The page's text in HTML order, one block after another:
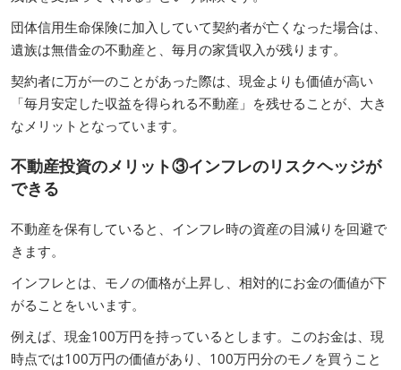
団体信用生命保険に加入していて契約者が亡くなった場合は、
遺族は無借金の不動産と、毎月の家賃収入が残ります。
契約者に万が一のことがあった際は、現金よりも価値が高い
「毎月安定した収益を得られる不動産」を残せることが、大き
なメリットとなっています。
不動産投資のメリット③インフレのリスクヘッジが
できる
不動産を保有していると、インフレ時の資産の目減りを回避で
きます。
インフレとは、モノの価格が上昇し、相対的にお金の価値が下
がることをいいます。
例えば、現金100万円を持っているとします。このお金は、現
時点では100万円の価値があり、100万円分のモノを買うこと